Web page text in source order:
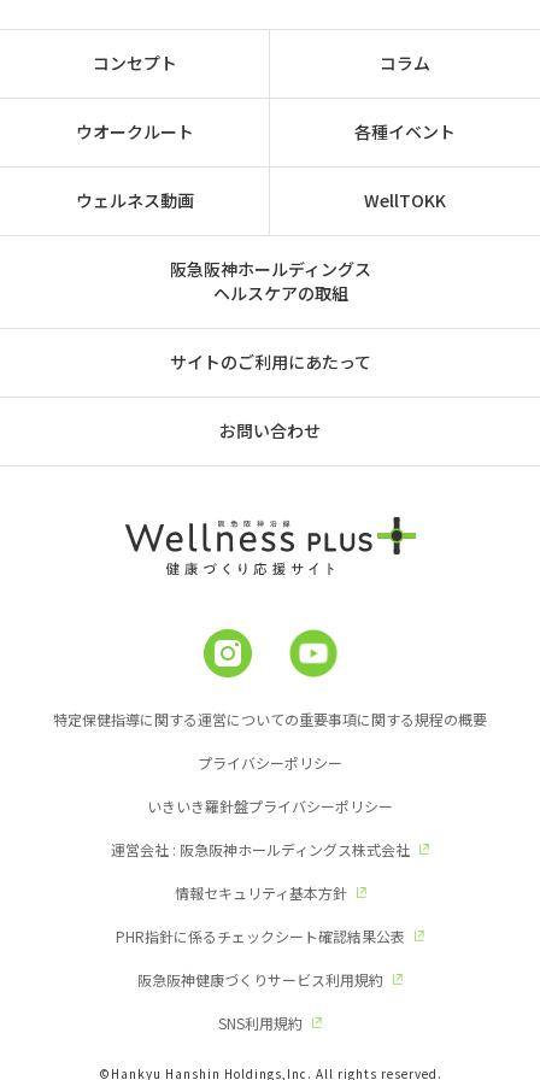
コンセプト コラム
ウオークルート 各種イベント
ウェルネス動画 WellTOKK
阪急阪神ホールディングス
ヘルスケアの取組
サイトのご利用にあたって
お問い合わせ
特定保健指導に関する運営についての重要事項に関する規程の概要
プライバシーポリシー
いきいき羅針盤プライバシーポリシー
運営会社 : 阪急阪神ホールディングス株式会社
情報セキュリティ基本方針
PHR指針に係るチェックシート確認結果公表
阪急阪神健康づくりサービス利用規約
SNS利用規約
©Hankyu Hanshin Holdings,Inc. All rights reserved.